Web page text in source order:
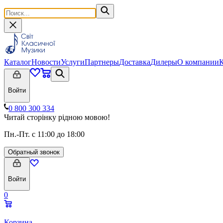
КаталогНовостиУслугиПартнерыДоставкаДилерыО компании
Войти
0 800 300 334
Читай сторінку рідною мовою!
Пн.-Пт. с 11:00 до 18:00
Обратный звонок
Войти
0